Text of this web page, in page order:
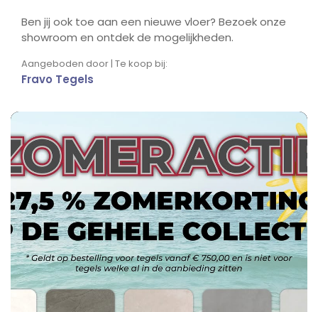
Ben jij ook toe aan een nieuwe vloer? Bezoek onze
showroom en ontdek de mogelijkheden.
Aangeboden door | Te koop bij:
Fravo Tegels